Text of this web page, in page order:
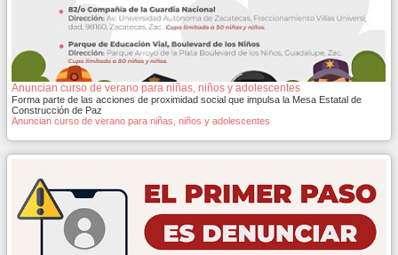
Anuncian curso de verano para niñas, niños y adolescentes
Forma parte de las acciones de proximidad social que impulsa la Mesa Estatal de
Construcción de Paz
Anuncian curso de verano para niñas, niños y adolescentes